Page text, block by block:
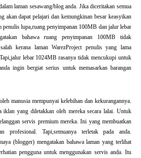
laman sesawang/blog anda. Jika diceritakan semua
akan dapat pelajari dan kemungkinan besar keasyikan
penulis lupa,ruang penyimpanan 100MB dan jalur lebar
bahawa ruang penyimpanan 100MB tidak
kerana laman WarezProject penulis yang lama
lebar 1024MB rasanya tidak mencukupi untuk
ingin bergiat serius untuk memasarkan barangan
manusia mempunyai kelebihan dan kekurangannya.
iklan yang diletakkan oleh mereka secara lalai. Untuk
servis premium mereka. Ini yang membuatkan
profesional. Tapi,semuanya terletak pada anda.
(blogger) mengatakan bahawa laman yang terlihat
pengguna untuk menggunakan servis anda. Itu